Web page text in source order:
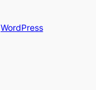
WordPress